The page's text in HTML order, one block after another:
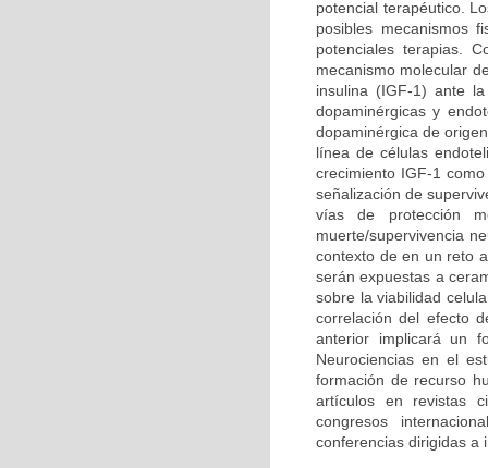
potencial terapéutico.
posibles mecanismos
potenciales terapias.
mecanismo molecular
insulina (IGF-1) ante
dopaminérgicas y
dopaminérgica de
línea de células
crecimiento IGF-1
señalización de
vías de protección
muerte/supervivencia
contexto de en un reto
serán expuestas a
sobre la viabilidad
correlación del efecto
anterior implicará un
Neurociencias en el
formación de recurso
artículos en revistas
congresos
conferencias dirigidas a